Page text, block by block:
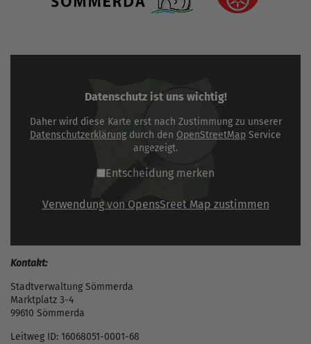
Datenschutz ist uns wichtig!
Daher wird diese Karte erst nach Zustimmung zu unserer
Datenschutzerklärung durch den OpenStreetMap Service
angezeigt.
Entscheidung merken
Verwendung von OpensSreet Map zustimmen
Kontakt:
Stadtverwaltung Sömmerda
Marktplatz 3-4
99610 Sömmerda
Leitweg ID: 16068051-0001-68